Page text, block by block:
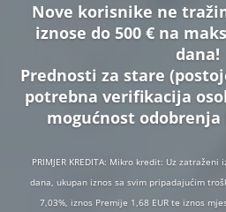
Nove korisnike ne
iznose do 500 € na
dana!
Prednosti za stare
potrebna verifikacija
mogućnost
PRIMJER KREDITA: Mikro kredit: Uz
dana, ukupan iznos sa svim pripadajućim
7,03%, iznos Premije 1,68 EUR te iznos